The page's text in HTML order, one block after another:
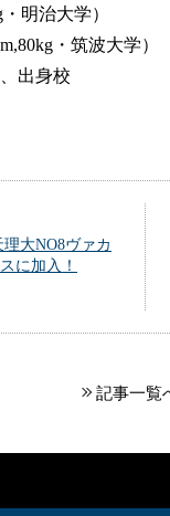
明治大学）
・筑波大学）
出身校
大NO8ヴァカ
に加入！
記事一覧